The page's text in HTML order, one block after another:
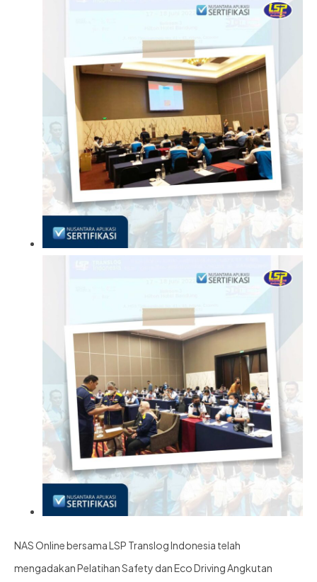
NAS Online bersama LSP Translog Indonesia telah
mengadakan Pelatihan Safety dan Eco Driving Angkutan